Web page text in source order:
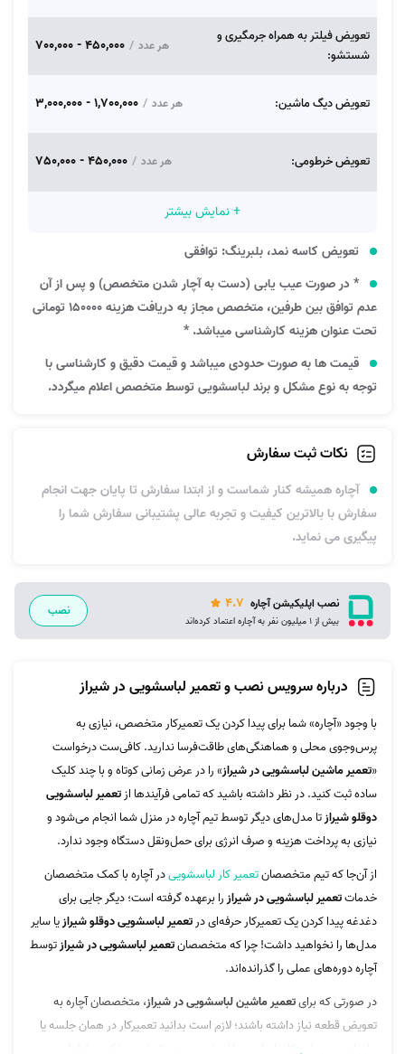
تعویض فیلتر به همراه جرمگیری و
شستشو:
هر عدد /
450,000 - 700,000
تعویض دیگ ماشین: هر عدد /
1,700,000 - 3,000,000
تعویض خرطومی: هر عدد /
450,000 - 750,000
+ نمایش بیشتر
تعویض کاسه نمد، بلبرینگ: توافقی
* در صورت عیب یابی (دست به آچار شدن متخصص) و پس از آن
عدم توافق بین طرفین، متخصص مجاز به دریافت هزینه 150000 تومانی
تحت عنوان هزینه کارشناسی میباشد. *
قیمت ها به صورت حدودی میباشد و قیمت دقیق و کارشناسی با
توجه به نوع مشکل و برند لباسشویی توسط متخصص اعلام میگردد.
نکات ثبت سفارش
آچاره همیشه کنار شماست و از ابتدا سفارش تا پایان جهت انجام
سفارش با بالاترین کیفیت و تجربه عالی پشتیبانی سفارش شما را
پیگیری می نماید.
نصب اپلیکیشن آچاره 4.7
بیش از 1 میلیون نفر به آچاره اعتماد کرده‌اند
نصب
درباره سرویس نصب و تعمیر لباسشویی در شیراز
با وجود «آچاره» شما برای پیدا کردن یک تعمیرکار متخصص، نیازی به
پرس‌وجوی محلی و هماهنگی‌‌های طاقت‌فرسا ندارید. کافی‌ست درخواست
«تعمیر ماشین لباسشویی در شیراز» را در عرض زمانی کوتاه و با چند کلیک
ساده ثبت کنید. در نظر داشته باشید که تمامی فرآیندها ازتعمیر لباسشویی
دوقلو شیرازتا مدل‌های دیگر توسط تیم آچاره در منزل شما انجام می‌شود و
نیازی به پرداخت هزینه و صرف انرژی برای حمل‌ونقل دستگاه وجود ندارد.
از آن‌جا که تیم متخصصانتعمیر کار لباسشوییدر آچاره با کمک متخصصان
خدماتتعمیر لباسشویی در شیرازرا برعهده گرفته است؛ دیگر جایی برای
دغدغه پیدا کردن یک تعمیرکار حرفه‌ای درتعمیر لباسشویی دوقلو شیرازیا سایر
مدل‌ها را نخواهید داشت! چرا که متخصصانتعمیر لباسشویی در شیرازتوسط
آچاره دوره‌های عملی را گذرانده‌اند.
در صورتی که برایتعمیر ماشین لباسشویی در شیراز، متخصصان آچاره به
تعویض قطعه نیاز داشته باشند؛ لازم است بدانید تعمیرکار در همان جلسه یا
جلسات بعدی این کار را برای شما انجام می‌دهد تا برای پیدا کردن قطعات